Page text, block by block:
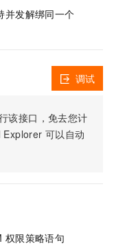
并发解绑同一个
该接口，免去您计
Explorer 可以自动
调试
权限策略语句